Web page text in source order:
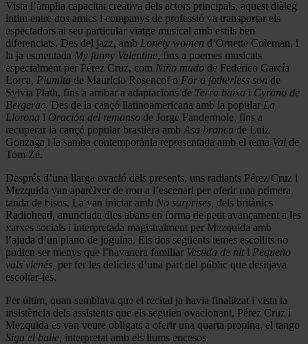
Vista l’àmplia capacitat creativa dels actors principals, aquest diàleg
íntim entre dos amics i companys de professió va transportar els
espectadors al seu particular viatge musical amb estils ben
diferenciats. Des del jazz, amb Lonely women d’Ornette Coleman, i
la ja esmentada My funny Valentine, fins a poemes musicats
especialment per Pérez Cruz, com Niño mudo de Federico García
Lorca, Plumita de Mauricio Rosencof o For a fatherless son de
Sylvia Plath, fins a arribar a adaptacions de Terra baixa i Cyrano de
Bergerac. Des de la cançó llatinoamericana amb la popular La
Llorona i Oración del remanso de Jorge Fandermole, fins a
recuperar la cançó popular brasilera amb Asa branca de Luiz
Gonzaga i la samba contemporània representada amb el tema Vai de
Tom Zé.
Després d’una llarga ovació dels presents, uns radiants Pérez Cruz i
Mezquida van aparèixer de nou a l’escenari per oferir una primera
tanda de bisos. La van iniciar amb No surprises, dels britànics
Radiohead, anunciada dies abans en forma de petit avançament a les
xarxes socials i interpretada magistralment per Mezquida amb
l’ajuda d’un piano de joguina. Els dos següents temes escollits no
podien ser menys que l’havanera familiar Vestida de nit i Pequeño
vals vienés, per fer les delícies d’una part del públic que desitjava
escoltar-les.
Per últim, quan semblava que el recital ja havia finalitzat i vista la
insistència dels assistents que els seguien ovacionant, Pérez Cruz i
Mezquida es van veure obligats a oferir una quarta propina, el tango
Siga el baile, interpretat amb els llums encesos.